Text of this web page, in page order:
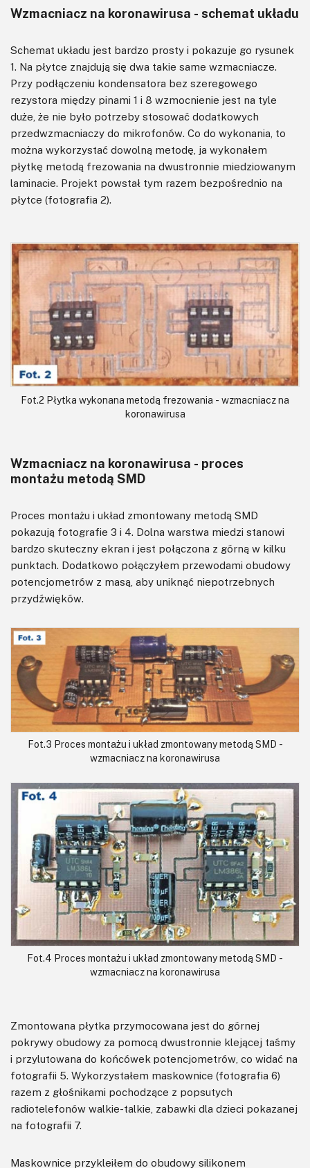
Wzmacniacz na koronawirusa - schemat układu
Schemat układu jest bardzo prosty i pokazuje go rysunek
1. Na płytce znajdują się dwa takie same wzmacniacze.
Przy podłączeniu kondensatora bez szeregowego
rezystora między pinami 1 i 8 wzmocnienie jest na tyle
duże, że nie było potrzeby stosować dodatkowych
przedwzmacniaczy do mikrofonów. Co do wykonania, to
można wykorzystać dowolną metodę, ja wykonałem
płytkę metodą frezowania na dwustronnie miedziowanym
laminacie. Projekt powstał tym razem bezpośrednio na
płytce (fotografia 2).
Fot.2 Płytka wykonana metodą frezowania - wzmacniacz na
koronawirusa
Wzmacniacz na koronawirusa - proces
montażu metodą SMD
Proces montażu i układ zmontowany metodą SMD
pokazują fotografie 3 i 4. Dolna warstwa miedzi stanowi
bardzo skuteczny ekran i jest połączona z górną w kilku
punktach. Dodatkowo połączyłem przewodami obudowy
potencjometrów z masą, aby uniknąć niepotrzebnych
przydźwięków.
Fot.3 Proces montażu i układ zmontowany metodą SMD -
wzmacniacz na koronawirusa
Fot.4 Proces montażu i układ zmontowany metodą SMD -
wzmacniacz na koronawirusa
Zmontowana płytka przymocowana jest do górnej
pokrywy obudowy za pomocą dwustronnie klejącej taśmy
i przylutowana do końcówek potencjometrów, co widać na
fotografii 5. Wykorzystałem maskownice (fotografia 6)
razem z głośnikami pochodzące z popsutych
radiotelefonów walkie-talkie, zabawki dla dzieci pokazanej
na fotografii 7.
Maskownice przykleiłem do obudowy silikonem